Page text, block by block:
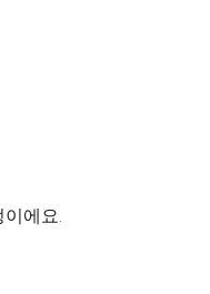
에요.